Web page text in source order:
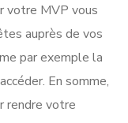
votre MVP vous
auprès de vos
par exemple la
En somme,
rendre votre